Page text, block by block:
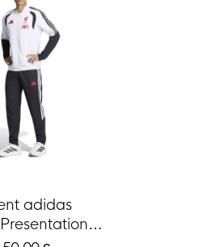
adidas
blanc noir